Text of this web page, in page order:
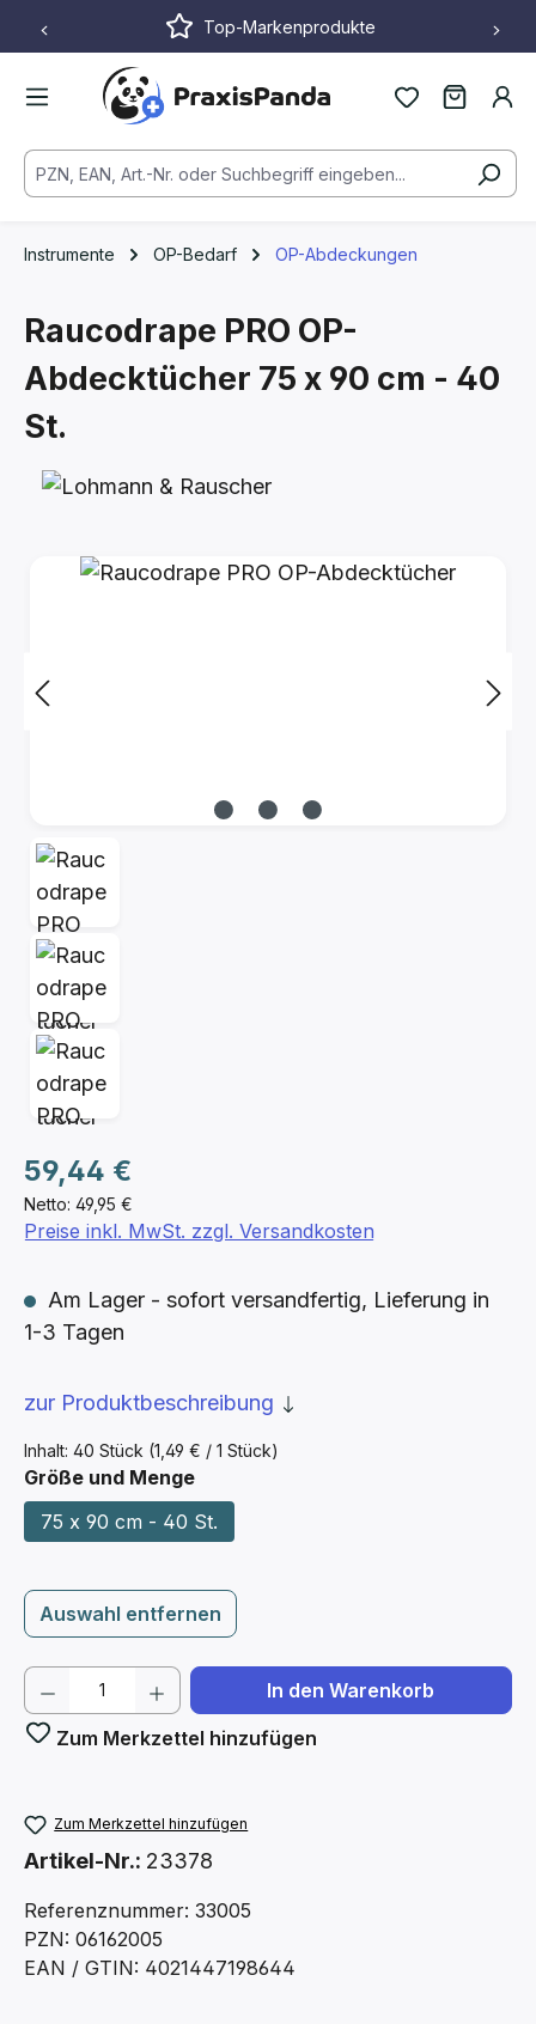
Zum Hauptinhalt springenTop-Markenprodukte
Instrumente OP-Bedarf OP-Abdeckungen
Raucodrape PRO OP-
Abdecktücher 75 x 90 cm - 40
St.
Bildergalerie überspringen
Netto: 49,95 €
Regulärer Preis:
59,44 €
Inhalt: 40 Stück (1,49 € / 1 Stück)
Preise inkl. MwSt. zzgl. Versandkosten
Am Lager - sofort versandfertig, Lieferung in
1-3 Tagen
zur Produktbeschreibung
Größe und Mengeauswählen
75 x 90 cm - 40 St.
Auswahl entfernen
Produkt Anzahl: Gib den gewünschten
In den Warenkorb
Zum Merkzettel hinzufügen
Zum Merkzettel hinzufügen
Artikel-Nr.: 23378
Referenznummer: 33005
PZN: 06162005
EAN / GTIN: 4021447198644